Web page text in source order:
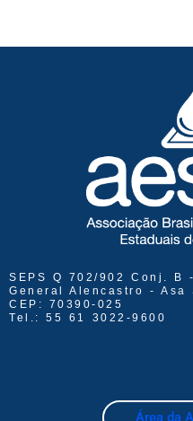
SEPS Q 702/902 Conj. B
General Alencastro -
CEP: 70390-025
Tel.: 55 61 3022-9600
Área da